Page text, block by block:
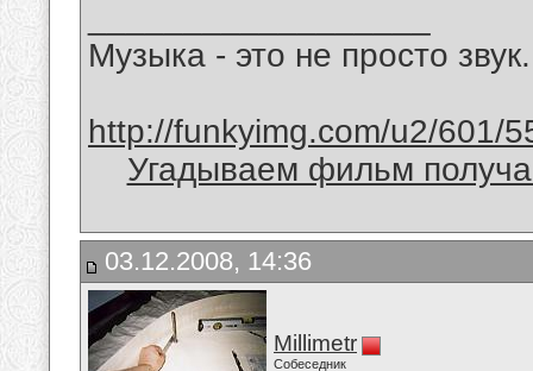
Музыка - это не просто
http://funkyimg.com/u2/601/
Угадываем фильм
03.12.2008, 14:36
Millimetr
Собеседник